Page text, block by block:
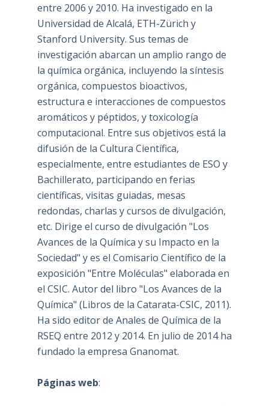
entre 2006 y 2010. Ha investigado en la
Universidad de Alcalá, ETH-Zürich y
Stanford University. Sus temas de
investigación abarcan un amplio rango de
la química orgánica, incluyendo la síntesis
orgánica, compuestos bioactivos,
estructura e interacciones de compuestos
aromáticos y péptidos, y toxicología
computacional. Entre sus objetivos está la
difusión de la Cultura Científica,
especialmente, entre estudiantes de ESO y
Bachillerato, participando en ferias
científicas, visitas guiadas, mesas
redondas, charlas y cursos de divulgación,
etc. Dirige el curso de divulgación "Los
Avances de la Química y su Impacto en la
Sociedad" y es el Comisario Científico de la
exposición "Entre Moléculas" elaborada en
el CSIC. Autor del libro "Los Avances de la
Química" (Libros de la Catarata-CSIC, 2011).
Ha sido editor de Anales de Química de la
RSEQ entre 2012 y 2014. En julio de 2014 ha
fundado la empresa Gnanomat.
Páginas web: